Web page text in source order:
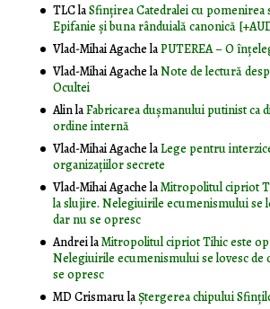
TLClaSfințirea Catedralei cu pomenirea
Epifanie și buna rânduială canonică
Vlad-Mihai AgachelaPUTEREA – O
Vlad-Mihai AgachelaNote de lectură
Ocultei
AlinlaFabricarea dușmanului putinist ca
ordine internă
Vlad-Mihai AgachelaLege pentru
organizaţiilor secrete
Vlad-Mihai AgachelaMitropolitul cipriot
la slujire. Nelegiuirile ecumenismului se
dar nu se opresc
AndreilaMitropolitul cipriot Tihic este
Nelegiuirile ecumenismului se lovesc de
se opresc
MD CrismarulaŞtergerea chipului